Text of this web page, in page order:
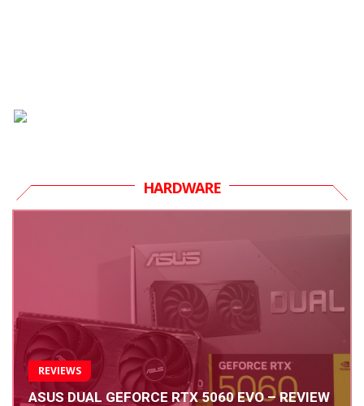
HARDWARE
REVIEWS
ASUS DUAL GEFORCE RTX 5060 EVO – REVIEW